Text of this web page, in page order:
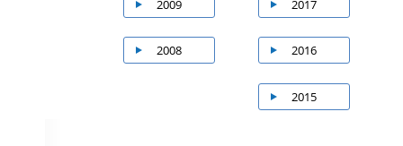
2017
2016
2015
2009
2008